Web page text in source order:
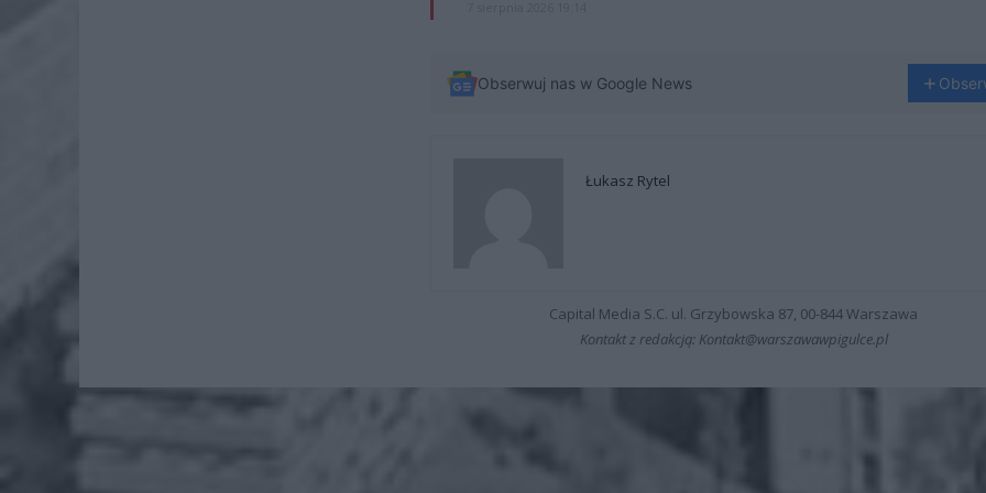
Obserwuj nas w Google News
Łukasz Rytel
Capital Media S.C. ul. Grzybowska 87, 00-844 Warszawa
Kontakt z redakcją: Kontakt@warszawawpigulce.pl